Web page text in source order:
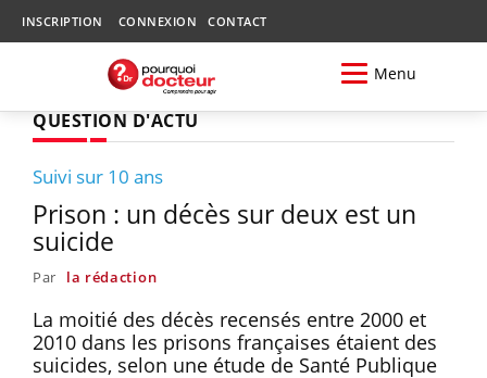
INSCRIPTION CONNEXION CONTACT
Menu
QUESTION D'ACTU
Suivi sur 10 ans
Prison : un décès sur deux est un
suicide
Par la rédaction
La moitié des décès recensés entre 2000 et
2010 dans les prisons françaises étaient des
suicides, selon une étude de Santé Publique